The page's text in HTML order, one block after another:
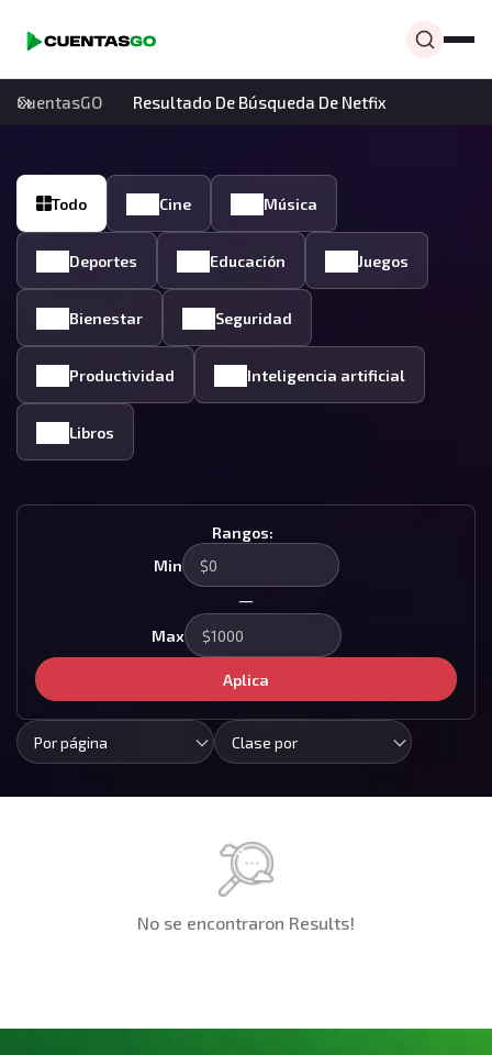
CuentasGO Resultado De Búsqueda De Netfix
Todo Cine Música
Deportes Educación Juegos
Bienestar Seguridad
Productividad Inteligencia artificial
Libros
Rangos:
Min
—
Max
Aplica
Por página Clase por
No se encontraron Results!